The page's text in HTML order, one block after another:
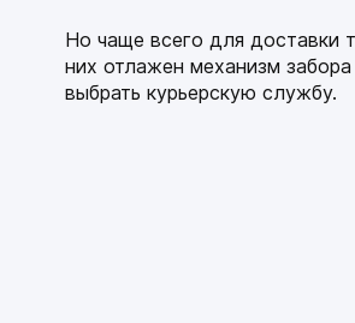
Но чаще всего для доставки
них отлажен механизм
выбрать курьерскую службу.